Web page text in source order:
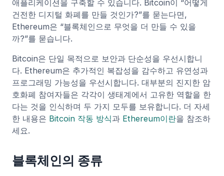
애플리케이션을 구축할 수 있습니다. Bitcoin이 “어떻게
건전한 디지털 화폐를 만들 것인가?”를 묻는다면,
Ethereum은 “블록체인으로 무엇을 더 만들 수 있을
까?”를 묻습니다.
Bitcoin은 단일 목적으로 보안과 단순성을 우선시합니
다. Ethereum은 추가적인 복잡성을 감수하고 유연성과
프로그래밍 가능성을 우선시합니다. 대부분의 진지한 암
호화폐 참여자들은 각각이 생태계에서 고유한 역할을 한
다는 것을 인식하며 두 가지 모두를 보유합니다. 더 자세
한 내용은 Bitcoin 작동 방식과 Ethereum이란을 참조하
세요.
블록체인의 종류